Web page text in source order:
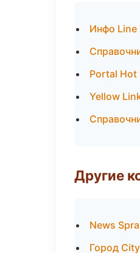
Инфо
Portal
Yellow
Другие
News
Город